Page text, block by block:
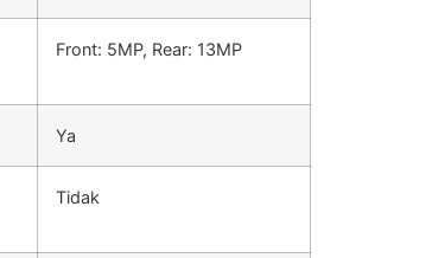
Front: 5MP, Rear: 13MP
Ya
Tidak